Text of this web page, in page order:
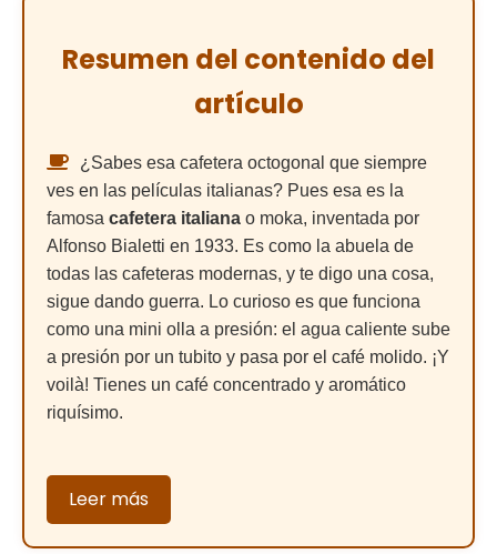
Resumen del contenido del
artículo
¿Sabes esa cafetera octogonal que siempre
ves en las películas italianas? Pues esa es la
famosa cafetera italiana o moka, inventada por
Alfonso Bialetti en 1933. Es como la abuela de
todas las cafeteras modernas, y te digo una cosa,
sigue dando guerra. Lo curioso es que funciona
como una mini olla a presión: el agua caliente sube
a presión por un tubito y pasa por el café molido. ¡Y
voilà! Tienes un café concentrado y aromático
riquísimo.
Leer más